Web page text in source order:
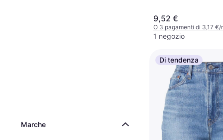
Marche
9,52 €
O 3 pagamenti di 3,17 €/
1 negozio
Di tendenza